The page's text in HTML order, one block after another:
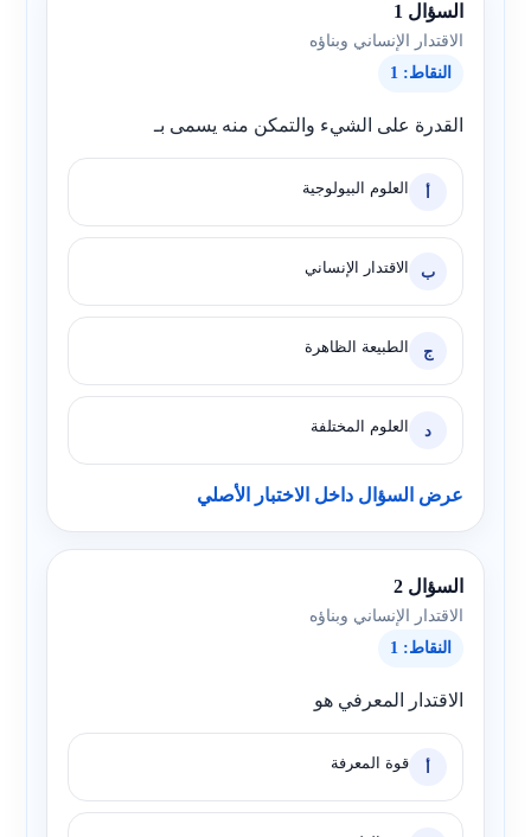
السؤال 1
الاقتدار الإنساني وبناؤه
النقاط: 1
القدرة على الشيء والتمكن منه يسمى بـ
أ العلوم البيولوجية
ب الاقتدار الإنساني
ج الطبيعة الظاهرة
د العلوم المختلفة
عرض السؤال داخل الاختبار الأصلي
السؤال 2
الاقتدار الإنساني وبناؤه
النقاط: 1
الاقتدار المعرفي هو
أ قوة المعرفة